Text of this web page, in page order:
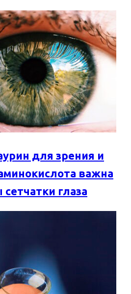
для зрения и
важна
глаза